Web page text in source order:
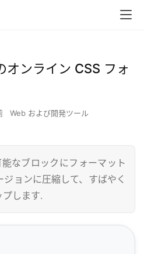
オンライン CSS フォ
Web および開発ツール
なブロックにフォーマット
ョンに圧縮して、すばやく
プします.